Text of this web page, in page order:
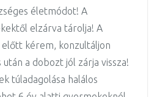
életmódot! A
elzárva tárolja! A
előtt kérem, konzultáljon
a dobozt jól zárja vissza!
túladagolása halálos